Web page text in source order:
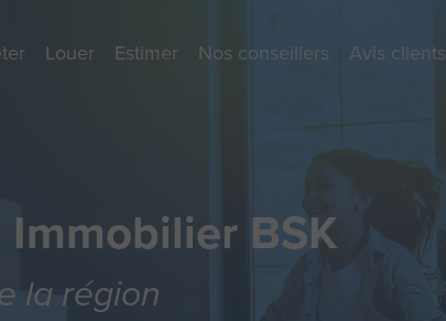
Louer Estimer Nos conseillers Avis clients
Immobilier BSK
la région